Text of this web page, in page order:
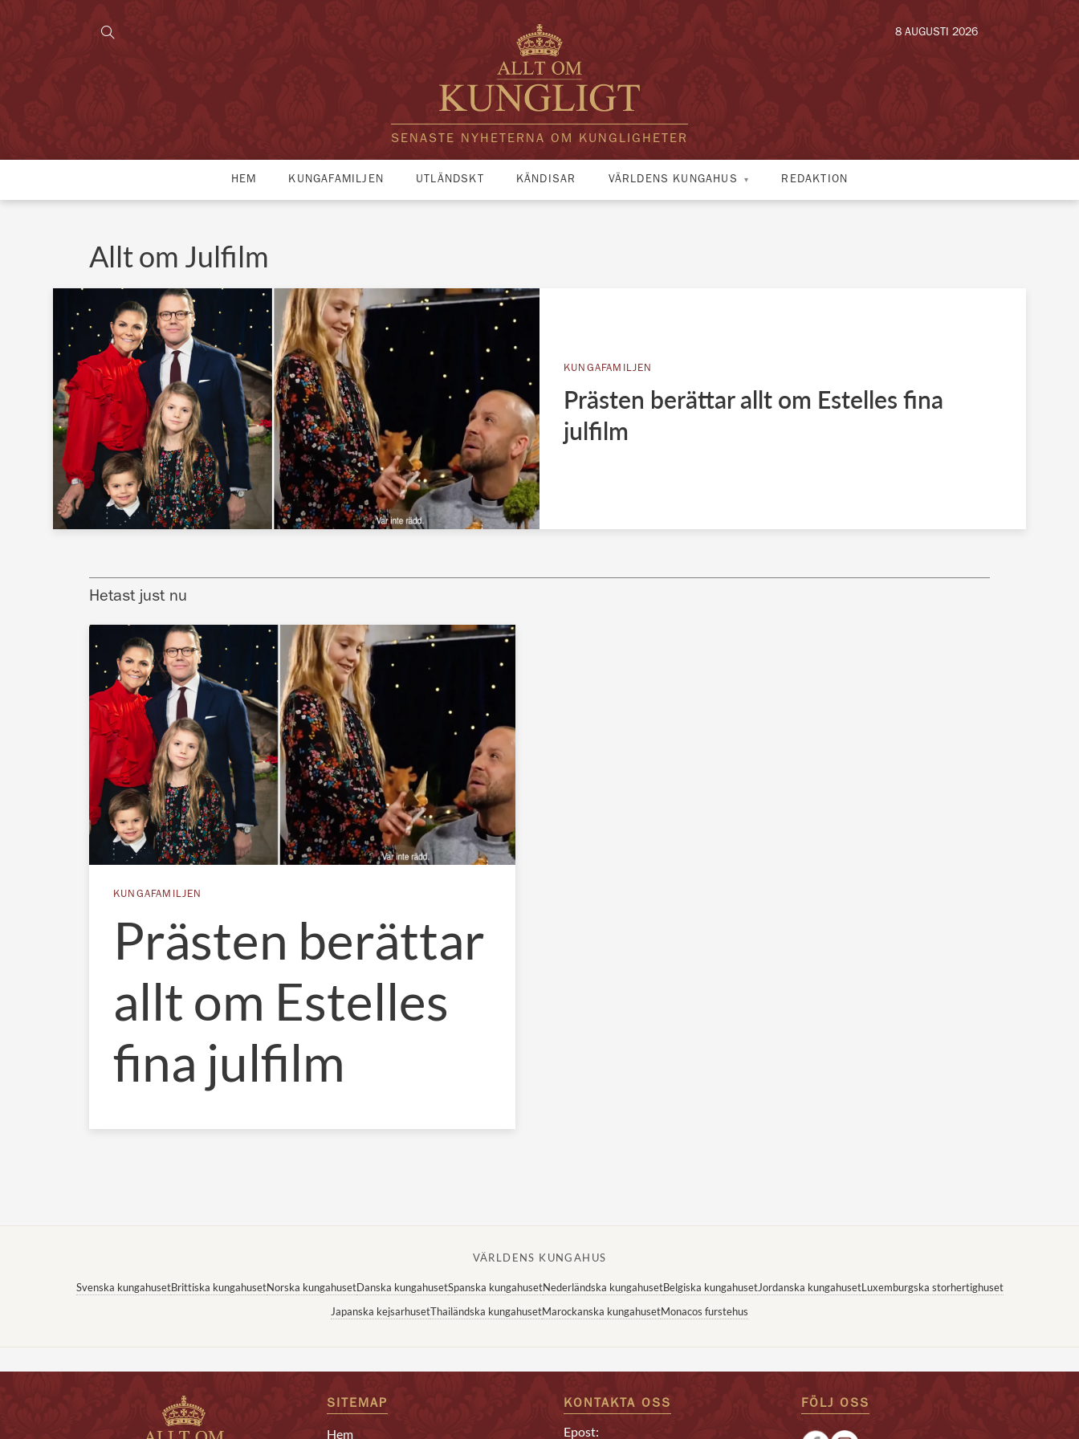
SENASTE NYHETERNA OM KUNGLIGHETER
8 AUGUSTI 2026
HEM KUNGAFAMILJEN UTLÄNDSKT KÄNDISAR VÄRLDENS KUNGAHUS REDAKTION
Allt om Julfilm
KUNGAFAMILJEN
Prästen berättar allt om Estelles fina
julfilm
Hetast just nu
KUNGAFAMILJEN
Prästen berättar
allt om Estelles
fina julfilm
VÄRLDENS KUNGAHUS
Svenska kungahusetBrittiska kungahusetNorska kungahusetDanska kungahusetSpanska kungahusetNederländska kungahusetBelgiska kungahusetJordanska kungahusetLuxemburgska storhertighuset
Japanska kejsarhusetThailändska kungahusetMarockanska kungahusetMonacos furstehus
SITEMAP
Hem
KONTAKTA OSS
Epost:
FÖLJ OSS